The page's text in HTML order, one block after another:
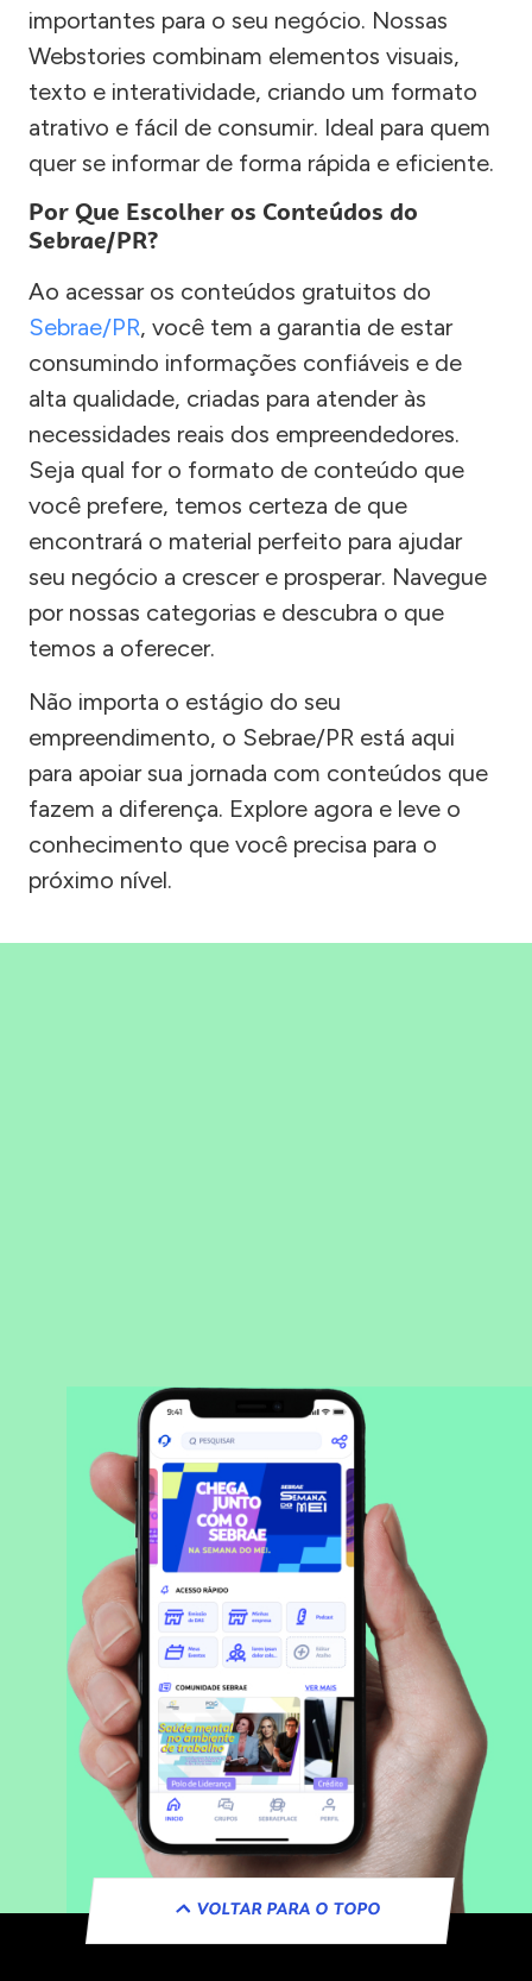
importantes para o seu negócio. Nossas
Webstories combinam elementos visuais,
texto e interatividade, criando um formato
atrativo e fácil de consumir. Ideal para quem
quer se informar de forma rápida e eficiente.
Por Que Escolher os Conteúdos do
Sebrae/PR?
Ao acessar os conteúdos gratuitos do
Sebrae/PR, você tem a garantia de estar
consumindo informações confiáveis e de
alta qualidade, criadas para atender às
necessidades reais dos empreendedores.
Seja qual for o formato de conteúdo que
você prefere, temos certeza de que
encontrará o material perfeito para ajudar
seu negócio a crescer e prosperar. Navegue
por nossas categorias e descubra o que
temos a oferecer.
Não importa o estágio do seu
empreendimento, o Sebrae/PR está aqui
para apoiar sua jornada com conteúdos que
fazem a diferença. Explore agora e leve o
conhecimento que você precisa para o
próximo nível.
VOLTAR PARA O TOPO